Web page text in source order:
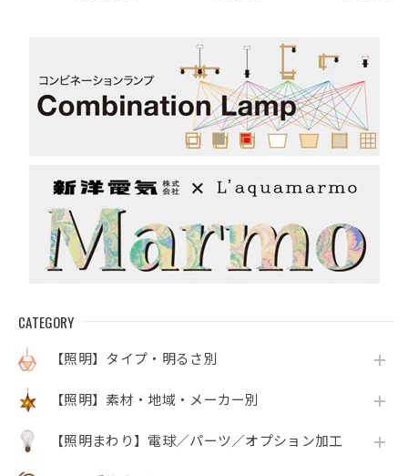
CATEGORY
【照明】タイプ・明るさ別
【照明】素材・地域・メーカー別
【照明まわり】電球／パーツ／オプション加工